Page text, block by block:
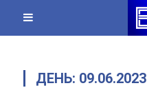
content
ДЕНЬ: 09.06.2023